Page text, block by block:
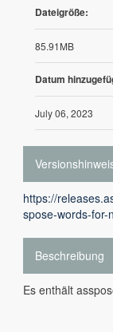
Dateigröße:
85.91MB
Datum
July 06, 2023
https://
spose-words-
Beschreibung
Es enthält